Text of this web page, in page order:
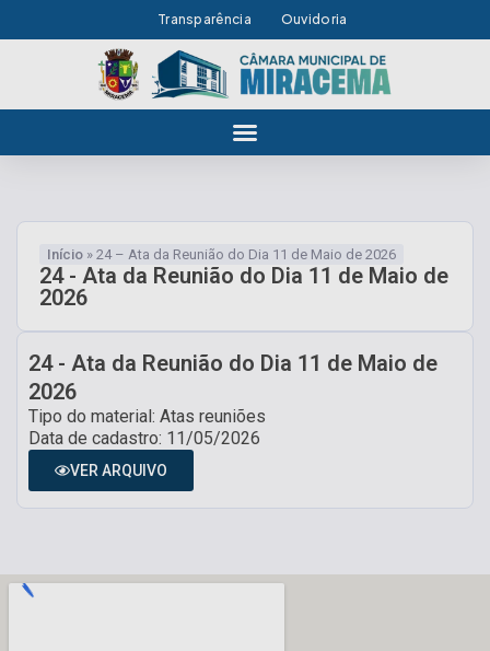
Transparência Ouvidoria
Início » 24 – Ata da Reunião do Dia 11 de Maio de 2026
24 - Ata da Reunião do Dia 11 de Maio de
2026
24 - Ata da Reunião do Dia 11 de Maio de
2026
Tipo do material: Atas reuniões
Data de cadastro: 11/05/2026
VER ARQUIVO